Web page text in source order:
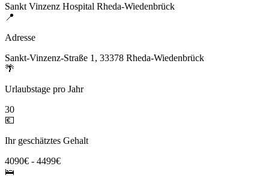
Sankt Vinzenz Hospital Rheda-Wiedenbrück
📍
Adresse
Sankt-Vinzenz-Straße 1, 33378 Rheda-Wiedenbrück
🌴
Urlaubstage pro Jahr
30
💶
Ihr geschätztes Gehalt
4090€ - 4499€
🛌